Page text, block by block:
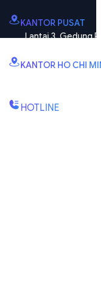
KANTOR PUSAT
Lantai 3, Gedung
KANTOR HO CHI
HOTLINE